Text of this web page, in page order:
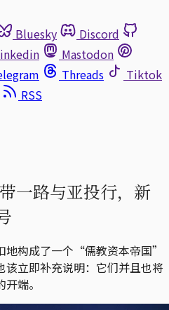
Bluesky
Discord
Mastodon
Threads
Tiktok
RSS
一路与亚投行，新
地构成了一个“儒教资本帝国”
立即补充说明：它们并且也将
端。